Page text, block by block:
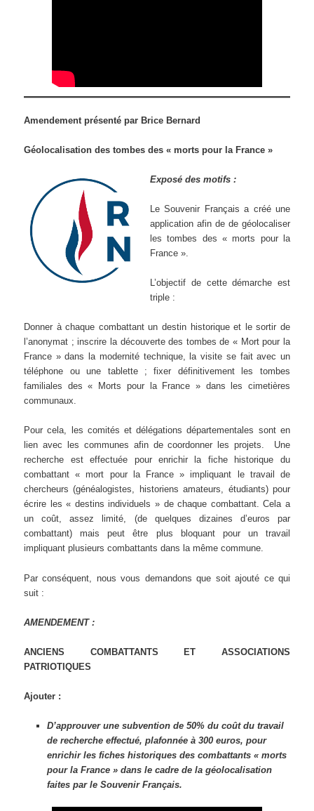
Amendement présenté par Brice Bernard
Géolocalisation des tombes des « morts pour la France »
Exposé des motifs :
Le Souvenir Français a créé une
application afin de de géolocaliser
les tombes des « morts pour la
France ».
L’objectif de cette démarche est
triple :
Donner à chaque combattant un destin historique et le sortir de
l’anonymat ; inscrire la découverte des tombes de « Mort pour la
France » dans la modernité technique, la visite se fait avec un
téléphone ou une tablette ; fixer définitivement les tombes
familiales des « Morts pour la France » dans les cimetières
communaux.
Pour cela, les comités et délégations départementales sont en
lien avec les communes afin de coordonner les projets. Une
recherche est effectuée pour enrichir la fiche historique du
combattant « mort pour la France » impliquant le travail de
chercheurs (généalogistes, historiens amateurs, étudiants) pour
écrire les « destins individuels » de chaque combattant. Cela a
un coût, assez limité, (de quelques dizaines d’euros par
combattant) mais peut être plus bloquant pour un travail
impliquant plusieurs combattants dans la même commune.
Par conséquent, nous vous demandons que soit ajouté ce qui
suit :
AMENDEMENT :
ANCIENS COMBATTANTS ET ASSOCIATIONS
PATRIOTIQUES
Ajouter :
D’approuver une subvention de 50% du coût du travail
de recherche effectué, plafonnée à 300 euros, pour
enrichir les fiches historiques des combattants « morts
pour la France » dans le cadre de la géolocalisation
faites par le Souvenir Français.